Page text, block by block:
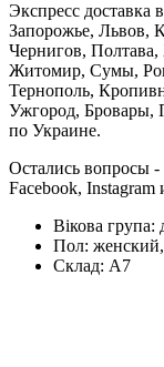
Экспресс доставка
Запорожье, Львов,
Чернигов,
Житомир, Сумы,
Тернополь,
Ужгород, Бровары,
по Украине.
Остались вопросы
Facebook,
Вікова група:
Пол:
Склад: А7